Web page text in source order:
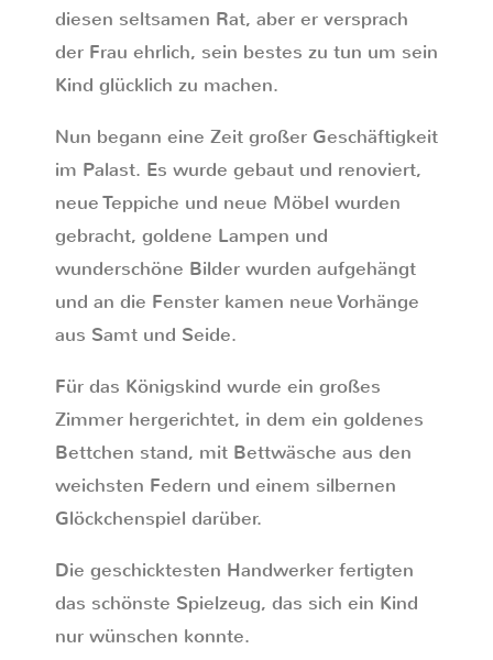
diesen seltsamen Rat, aber er versprach
der Frau ehrlich, sein bestes zu tun um sein
Kind glücklich zu machen.
Nun begann eine Zeit großer Geschäftigkeit
im Palast. Es wurde gebaut und renoviert,
neue Teppiche und neue Möbel wurden
gebracht, goldene Lampen und
wunderschöne Bilder wurden aufgehängt
und an die Fenster kamen neue Vorhänge
aus Samt und Seide.
Für das Königskind wurde ein großes
Zimmer hergerichtet, in dem ein goldenes
Bettchen stand, mit Bettwäsche aus den
weichsten Federn und einem silbernen
Glöckchenspiel darüber.
Die geschicktesten Handwerker fertigten
das schönste Spielzeug, das sich ein Kind
nur wünschen konnte.